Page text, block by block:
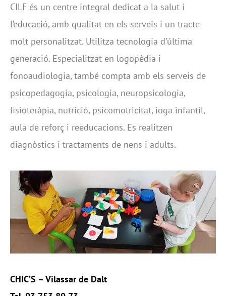
CILF és un centre integral dedicat a la salut i
l’educació, amb qualitat en els serveis i un tracte
molt personalitzat. Utilitza tecnologia d’última
generació. Especialitzat en logopèdia i
fonoaudiologia, també compta amb els serveis de
psicopedagogia, psicologia, neuropsicologia,
fisioteràpia, nutrició, psicomotricitat, ioga infantil,
aula de reforç i reeducacions. Es realitzen
diagnòstics i tractaments de nens i adults.
CHIC’S – Vilassar de Dalt